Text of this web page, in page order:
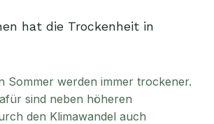
hat die Trockenheit in
Sommer werden immer trockener.
sind neben höheren
den Klimawandel auch